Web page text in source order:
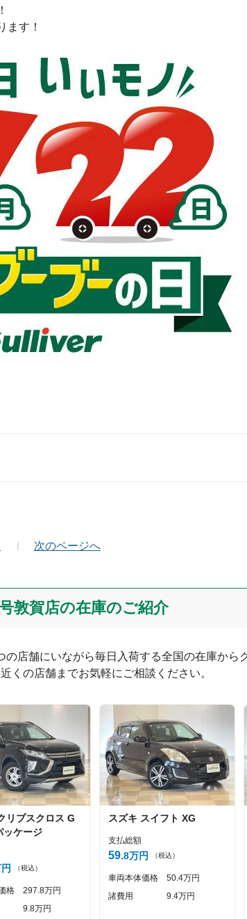
ます！
投稿する
次のページへ
敦賀店の在庫のご紹介
店舗にいながら毎日入荷する全国の在庫から
くの店舗までお気軽にご相談ください。
リプスクロス G
ッケージ
（税込）
格 297 8万円
9 8万円
スズキ スイフト XG
支払総額
59 8万円 （税込）
車両本体価格 50 4万円
諸費用
9 4万円